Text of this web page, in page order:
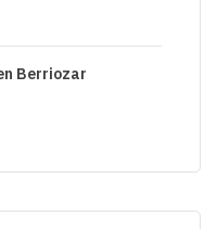
Berriozar